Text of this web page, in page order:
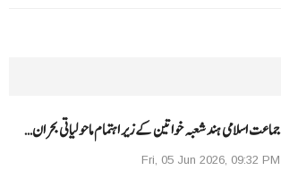
جماعت اسلامی ہند شعبہ خواتین کے زیر اہتمام ماحولیاتی بحران…
Fri, 05 Jun 2026, 09:32 PM